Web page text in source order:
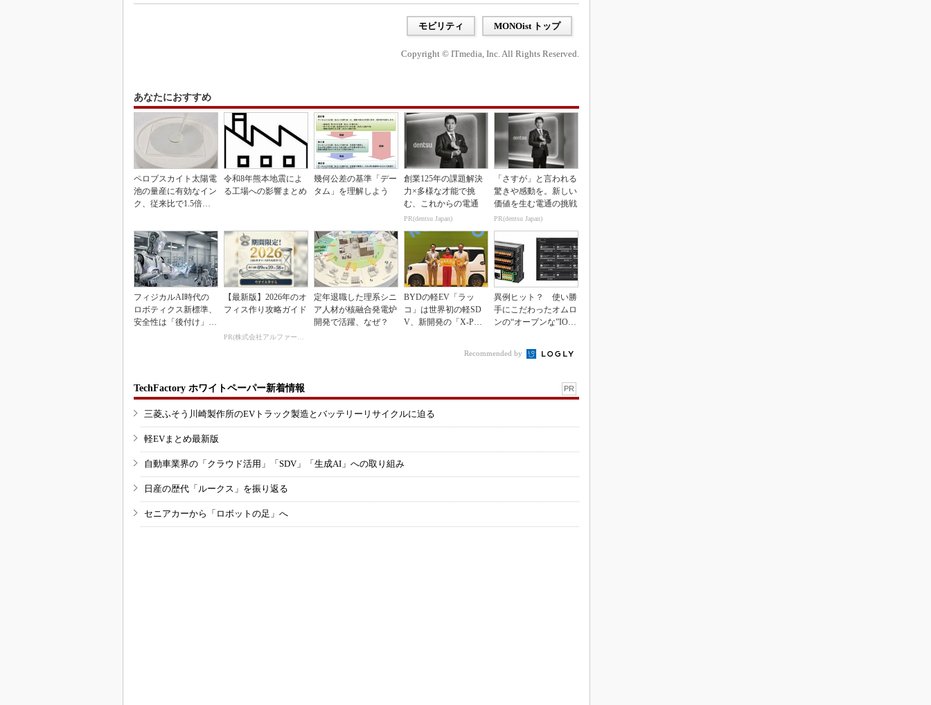
モビリティ MONOist トップ
Copyright © ITmedia, Inc. All Rights Reserved.
あなたにおすすめ
ペロブスカイト太陽電
池の量産に有効なイン
ク、従来比で1.5倍の
令和8年熊本地震によ
る工場への影響まとめ
幾何公差の基準「デー
タム」を理解しよう
創業125年の課題解決
力×多様な才能で挑
む、これからの電通
PR(dentsu Japan)
「さすが」と言われる
驚きや感動を。新しい
価値を生む電通の挑戦
PR(dentsu Japan)
フィジカルAI時代の
ロボティクス新標準、
安全性は「後付け」で
【最新版】2026年のオ
フィス作り攻略ガイド
PR(株式会社アルファーテクノ)
定年退職した理系シニ
ア人材が核融合発電炉
開発で活躍、なぜ？
BYDの軽EV「ラッ
コ」は世界初の軽SD
V、新開発の「X-PAC
異例ヒット？ 使い勝
手にこだわったオムロ
ンの“オープンな”IO-L
Recommended by
TechFactory ホワイトペーパー新着情報 PR
三菱ふそう川崎製作所のEVトラック製造とバッテリーリサイクルに迫る
軽EVまとめ最新版
自動車業界の「クラウド活用」「SDV」「生成AI」への取り組み
日産の歴代「ルークス」を振り返る
セニアカーから「ロボットの足」へ